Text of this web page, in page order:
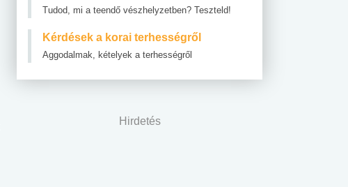
Tudod, mi a teendő vészhelyzetben? Teszteld!
Kérdések a korai terhességről
Aggodalmak, kételyek a terhességről
Hirdetés